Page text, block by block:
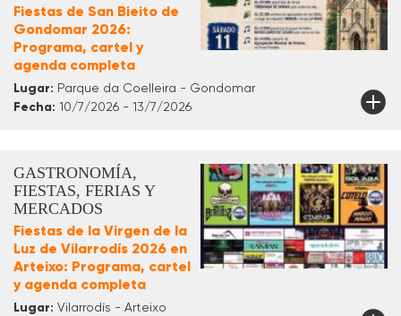
Fiestas de San Bieito de
Gondomar 2026:
Programa, cartel y
agenda completa
Lugar: Parque da Coelleira - Gondomar
Fecha: 10/7/2026 - 13/7/2026
GASTRONOMÍA,
FIESTAS, FERIAS Y
MERCADOS
Fiestas de la Virgen de la
Luz de Vilarrodís 2026 en
Arteixo: Programa, cartel
y agenda completa
Lugar: Vilarrodís - Arteixo